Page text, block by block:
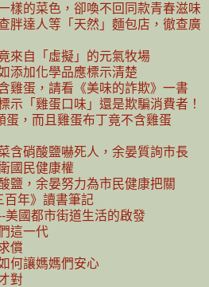
樣的菜色，卻喚不回同款青春滋味
胖達人等「天然」麵包店，徹查廣
來自「虛擬」的元氣牧場
添加化學品應標示清楚
雞蛋，請看《美味的詐欺》一書
示「雞蛋口味」還是欺騙消費者！
蛋，而且雞蛋布丁竟不含雞蛋
含硝酸鹽嚇死人，余晏質詢市長
國民健康權
鹽，余晏努力為市民健康把關
百年》讀書筆記
美國都市街道生活的啟發
這一代
償
何讓媽媽們安心
對